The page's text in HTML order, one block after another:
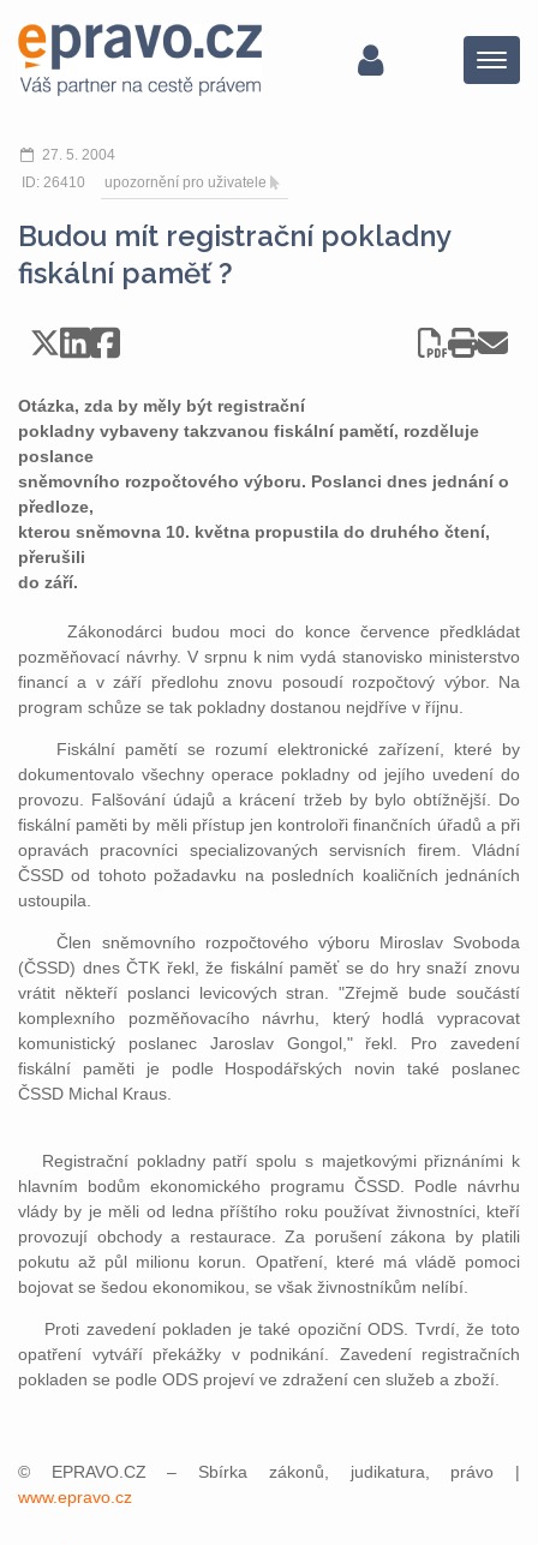
Menu
27. 5. 2004
ID: 26410
upozornění pro uživatele
Budou mít registrační pokladny
fiskální paměť ?
Otázka, zda by měly být registrační
pokladny vybaveny takzvanou fiskální pamětí, rozděluje
poslance
sněmovního rozpočtového výboru. Poslanci dnes jednání o
předloze,
kterou sněmovna 10. května propustila do druhého čtení,
přerušili
do září.
Zákonodárci budou moci do konce července předkládat
pozměňovací návrhy. V srpnu k nim vydá stanovisko ministerstvo
financí a v září předlohu znovu posoudí rozpočtový výbor. Na
program schůze se tak pokladny dostanou nejdříve v říjnu.
Fiskální pamětí se rozumí elektronické zařízení, které by
dokumentovalo všechny operace pokladny od jejího uvedení do
provozu. Falšování údajů a krácení tržeb by bylo obtížnější. Do
fiskální paměti by měli přístup jen kontroloři finančních úřadů a při
opravách pracovníci specializovaných servisních firem. Vládní
ČSSD od tohoto požadavku na posledních koaličních jednáních
ustoupila.
Člen sněmovního rozpočtového výboru Miroslav Svoboda
(ČSSD) dnes ČTK řekl, že fiskální paměť se do hry snaží znovu
vrátit někteří poslanci levicových stran. "Zřejmě bude součástí
komplexního pozměňovacího návrhu, který hodlá vypracovat
komunistický poslanec Jaroslav Gongol," řekl. Pro zavedení
fiskální paměti je podle Hospodářských novin také poslanec
ČSSD Michal Kraus.
Registrační pokladny patří spolu s majetkovými přiznáními k
hlavním bodům ekonomického programu ČSSD. Podle návrhu
vlády by je měli od ledna příštího roku používat živnostníci, kteří
provozují obchody a restaurace. Za porušení zákona by platili
pokutu až půl milionu korun. Opatření, které má vládě pomoci
bojovat se šedou ekonomikou, se však živnostníkům nelíbí.
Proti zavedení pokladen je také opoziční ODS. Tvrdí, že toto
opatření vytváří překážky v podnikání. Zavedení registračních
pokladen se podle ODS projeví ve zdražení cen služeb a zboží.
© EPRAVO.CZ – Sbírka zákonů, judikatura, právo |
www.epravo.cz